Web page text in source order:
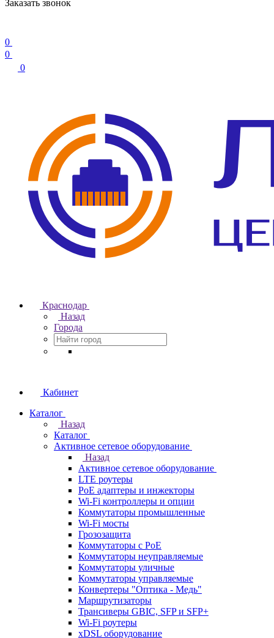
Заказать звонок
0
0
0
Краснодар
Назад
Города
Кабинет
Каталог
Назад
Каталог
Активное сетевое оборудование
Назад
Активное сетевое оборудование
LTE роутеры
PoE адаптеры и инжекторы
Wi-Fi контроллеры и опции
Коммутаторы промышленные
Wi-Fi мосты
Грозозащита
Коммутаторы c PoE
Коммутаторы неуправляемые
Коммутаторы уличные
Коммутаторы управляемые
Конвертеры "Оптика - Медь"
Маршрутизаторы
Трансиверы GBIC, SFP и SFP+
Wi-Fi роутеры
xDSL оборудование